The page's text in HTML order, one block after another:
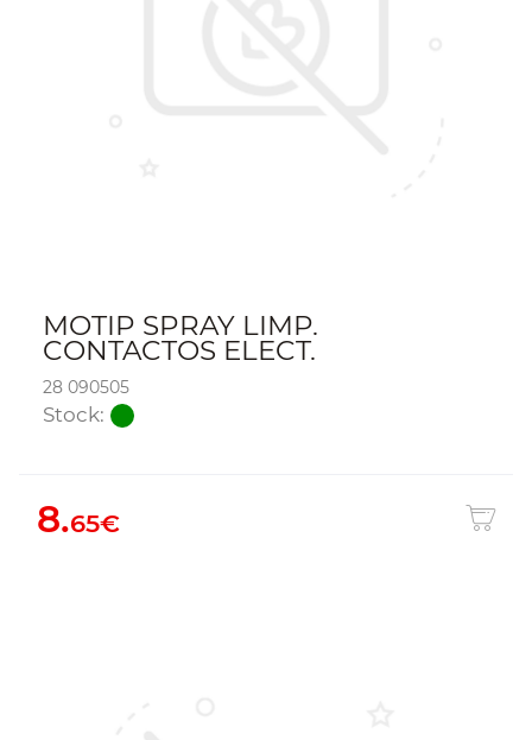
MOTIP SPRAY LIMP.
CONTACTOS ELECT.
28 090505
Stock:
8.65€